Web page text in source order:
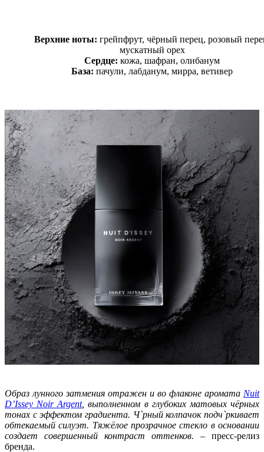
Верхние ноты: грейпфрут, чёрный перец, розовый
мускатный орех
Сердце: кожа, шафран, олибанум
База: пачули, лабданум, мирра, ветивер
Образ лунного затмения отражен и во флаконе аромата Nuit
D’Issey Noir Argent, выполненном в глубоких матовых чёрных
тонах с эффектом градиента. Ч`рный колпачок подч`ркивает
обтекаемый силуэт. Тяжёлое прозрачное стекло в основании
создает совершенный контраст оттенков. – пресс-релиз
бренда.